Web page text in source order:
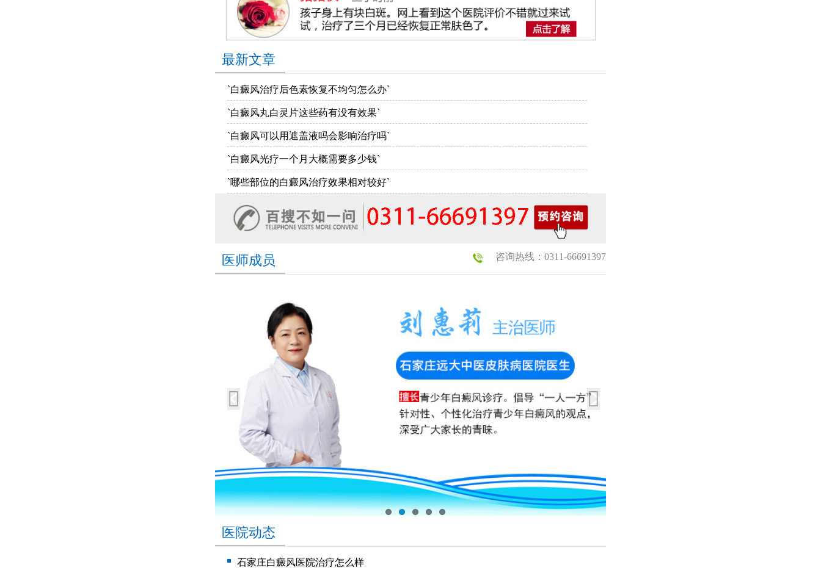
最新文章
`白癜风治疗后色素恢复不均匀怎么办`
`白癜风丸白灵片这些药有没有效果`
`白癜风可以用遮盖液吗会影响治疗吗`
`白癜风光疗一个月大概需要多少钱`
`哪些部位的白癜风治疗效果相对较好`
咨询热线：0311-66691397
医师成员
医院动态
石家庄白癜风医院治疗怎么样